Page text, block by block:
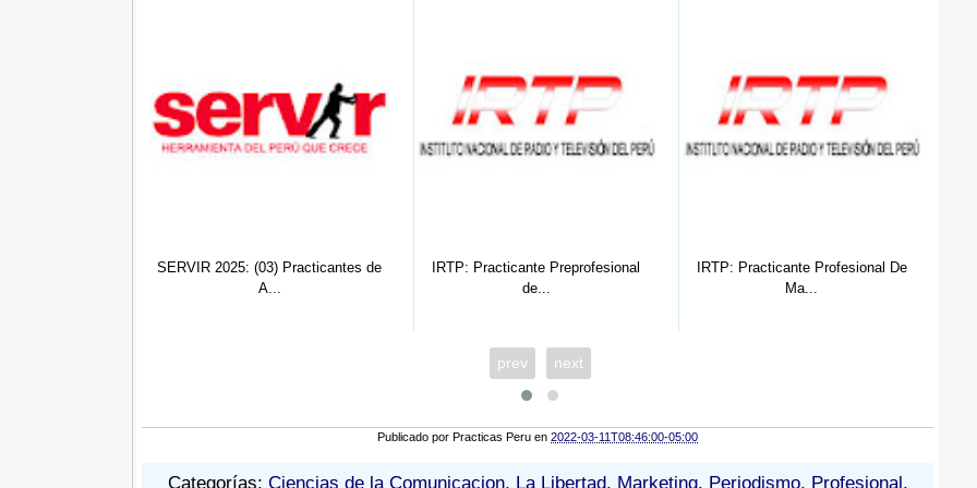
SERVIR 2025: (03) Practicantes de
IRTP: Practicante Preprofesional
IRTP: Practicante Profesional De
ONP: (03) Practicantes
prev next
Publicado por Practicas Peru en 2022-03-11T08:46:00-05:00
Categorías: Ciencias de la Comunicacion, La Libertad, Marketing, Periodismo, Profesional,